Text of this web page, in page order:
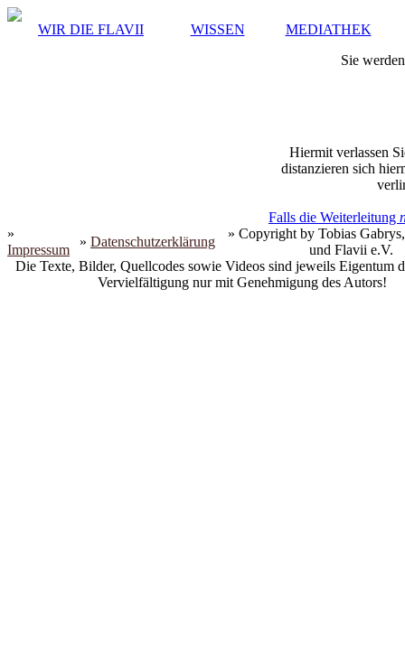
WIR DIE FLAVII WISSEN
MEDIATHEK
Sie
Hiermit verlassen
distanzieren sich
Falls die Weiterleitung
»
Impressum
» Datenschutzerklärung
» Copyright by Tobias
und Flavii e.V.
Die Texte, Bilder, Quellcodes sowie Videos sind jeweils Eigentum
Vervielfältigung nur mit Genehmigung des Autors!